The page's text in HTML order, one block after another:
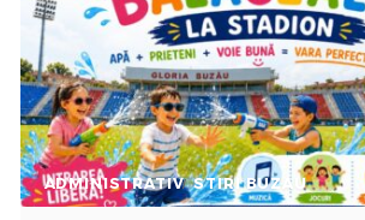
ADMINISTRATIV STIRI BUZAU